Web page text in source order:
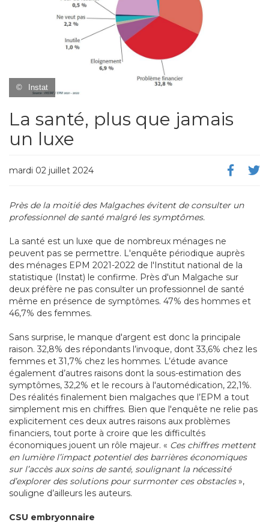
© Instat
La santé, plus que jamais
un luxe
mardi 02 juillet 2024
Près de la moitié des Malgaches évitent de consulter un
professionnel de santé malgré les symptômes.
La santé est un luxe que de nombreux ménages ne
peuvent pas se permettre. L'enquête périodique auprès
des ménages EPM 2021-2022 de l'Institut national de la
statistique (Instat) le confirme. Près d'un Malgache sur
deux préfère ne pas consulter un professionnel de santé
même en présence de symptômes. 47% des hommes et
46,7% des femmes.
Sans surprise, le manque d'argent est donc la principale
raison. 32,8% des répondants l’invoque, dont 33,6% chez les
femmes et 31,7% chez les hommes. L’étude avance
également d’autres raisons dont la sous-estimation des
symptômes, 32,2% et le recours à l'automédication, 22,1%.
Des réalités finalement bien malgaches que l’EPM a tout
simplement mis en chiffres. Bien que l'enquête ne relie pas
explicitement ces deux autres raisons aux problèmes
financiers, tout porte à croire que les difficultés
économiques jouent un rôle majeur. « Ces chiffres mettent
en lumière l’impact potentiel des barrières économiques
sur l’accès aux soins de santé, soulignant la nécessité
d’explorer des solutions pour surmonter ces obstacles»,
souligne d’ailleurs les auteurs.
CSU embryonnaire